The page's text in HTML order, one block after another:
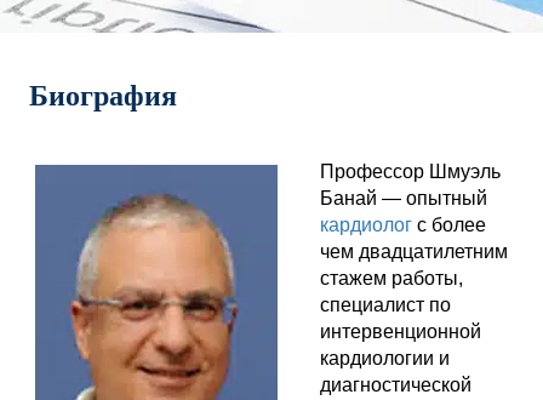
Биография
Профессор Шмуэль
Банай — опытный
кардиолог с более
чем двадцатилетним
стажем работы,
специалист по
интервенционной
кардиологии и
диагностической